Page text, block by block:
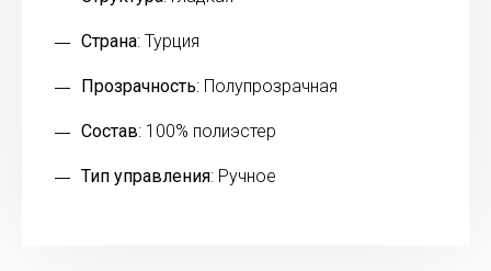
Страна: Турция
Прозрачность: Полупрозрачная
Состав: 100% полиэстер
Тип управления: Ручное